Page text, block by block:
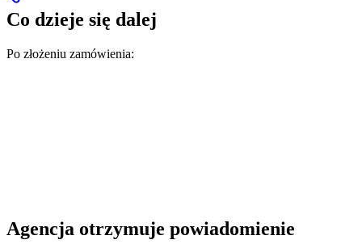
Co dzieje się dalej
Po złożeniu zamówienia:
Agencja otrzymuje powiadomienie